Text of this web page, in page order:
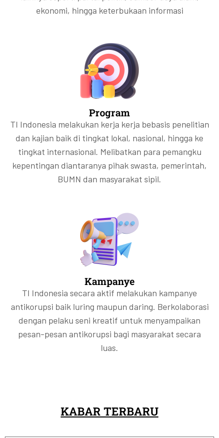
ekonomi, hingga keterbukaan informasi
Program
TI Indonesia melakukan kerja kerja bebasis penelitian
dan kajian baik di tingkat lokal, nasional, hingga ke
tingkat internasional. Melibatkan para pemangku
kepentingan diantaranya pihak swasta, pemerintah,
BUMN dan masyarakat sipil.
Kampanye
TI Indonesia secara aktif melakukan kampanye
antikorupsi baik luring maupun daring. Berkolaborasi
dengan pelaku seni kreatif untuk menyampaikan
pesan-pesan antikorupsi bagi masyarakat secara
luas.
KABAR TERBARU